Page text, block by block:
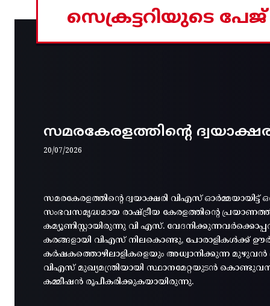
സെക്രട്ടറിയുടെ പേജ്
സമരകേരളത്തിൻ്റെ
20/07/2026
സമരകേരളത്തിൻ്റെ ദ്വയാക്ഷരി വിഎസ്
സംഭവസമൃദ്ധമായ രാഷ്ട്രീയ കേരളത്തിന്റെ
കമ്യൂണിസ്റ്റായിരുന്നു വി എസ്.
കരങ്ങളായി വിഎസ് നിലകൊണ്ടു, പോരാളികൾക്ക്
കർഷകത്തൊഴിലാളികളെയും അധ്വാനിക്കുന്ന മുഴുവൻ
വിഎസ് മുഖ്യമന്ത്രിയായി സ്ഥാനമേറ്റയുടൻ
കമ്മീഷൻ രൂപീകരിക്കുകയായിരുന്നു.